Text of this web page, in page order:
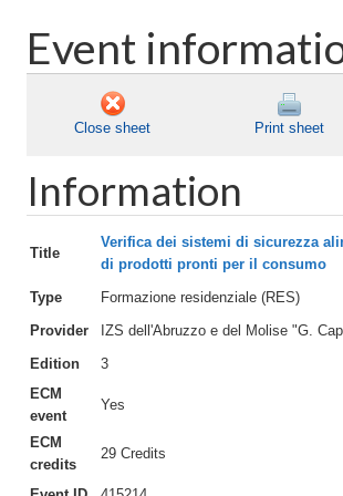
Event
Close sheet Print sheet
Information
Title
Verifica dei sistemi di sicurezza
di prodotti pronti per il consumo
Type
Formazione residenziale (RES)
Provider
IZS dell'Abruzzo e del Molise "G.
Edition
3
ECM
event
Yes
ECM
credits
29 Credits